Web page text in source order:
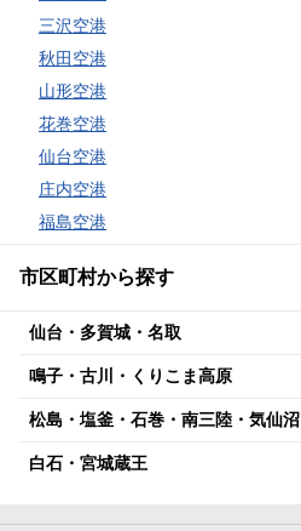
三沢空港
秋田空港
山形空港
花巻空港
仙台空港
庄内空港
福島空港
市区町村から探す
仙台・多賀城・名取
鳴子・古川・くりこま高原
松島・塩釜・石巻・南三陸・気仙沼
白石・宮城蔵王